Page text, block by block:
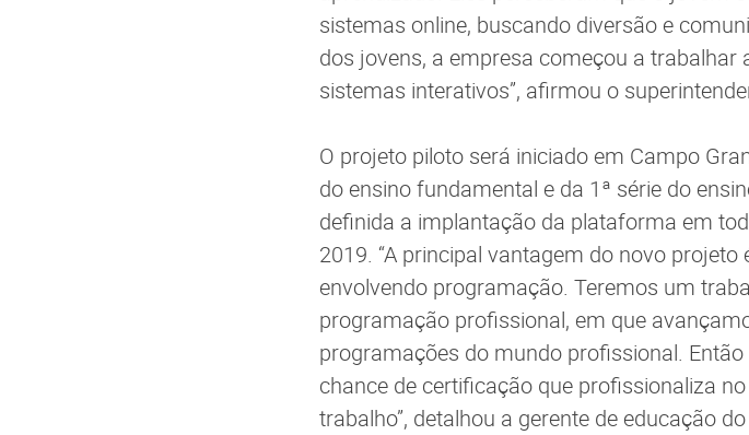
sistemas online, buscando diversão e
dos jovens, a empresa começou a
sistemas interativos”, afirmou o
O projeto piloto será iniciado em Campo
do ensino fundamental e da 1ª série do
definida a implantação da plataforma em
2019. “A principal vantagem do novo
envolvendo programação. Teremos um
programação profissional, em que
programações do mundo profissional.
chance de certificação que profissionaliza
trabalho”, detalhou a gerente de educação